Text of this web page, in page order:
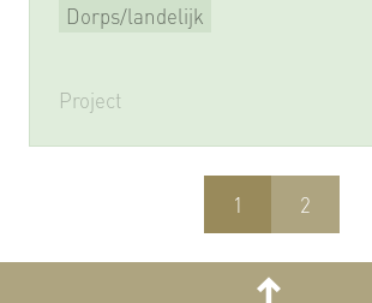
Herstructurering
Dorps/landelijk
Project
1 2